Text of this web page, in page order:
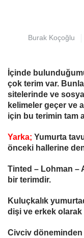
Burak Koçoğlu
İçinde
çok terim var.
sitelerinde ve
kelimeler geçer ve
için bu terimin tam
Yarka; Yumurta
önceki hallerine
Tinted – Lohman –
bir terimdir.
Kuluçkalık
dişi ve erkek olarak
Civciv